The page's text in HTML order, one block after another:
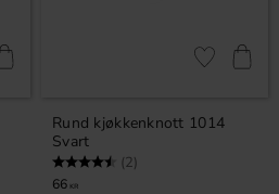
favoritt
Rund kjøkkenknott 1014
Svart
Karakter: (2)
66 KR
Lagre som